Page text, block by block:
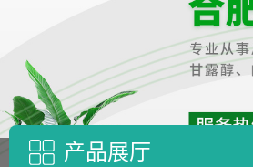
产品展厅